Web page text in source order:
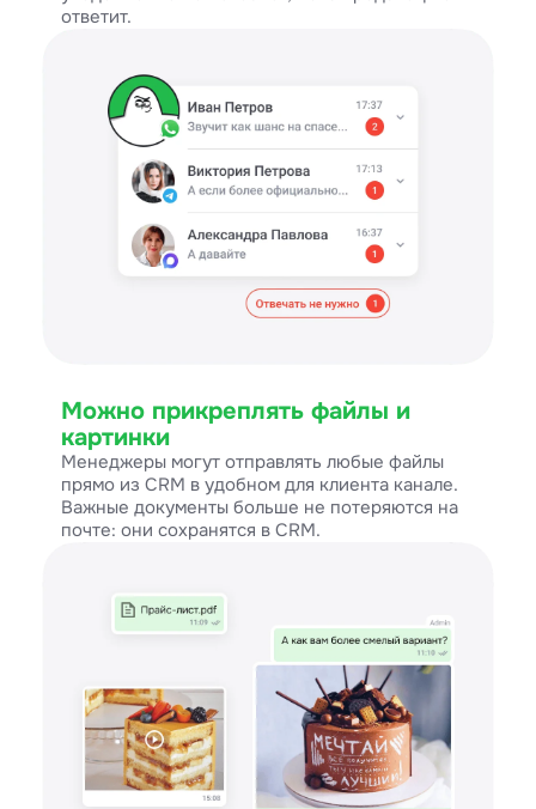
ответит.
Можно прикреплять файлы и
картинки
Менеджеры могут отправлять любые файлы
прямо из CRM в удобном для клиента канале.
Важные документы больше не потеряются на
почте: они сохранятся в CRM.